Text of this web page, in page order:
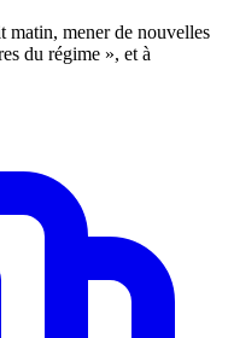
matin, mener de nouvelles
du régime », et à